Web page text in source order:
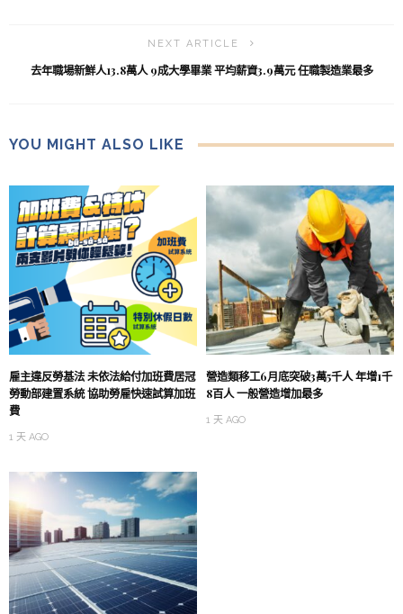
NEXT ARTICLE
去年職場新鮮人13.8萬人 9成大學畢業 平均薪資3.9萬元 任職製造業最多
YOU MIGHT ALSO LIKE
雇主違反勞基法 未依法給付加班費居冠
勞動部建置系統 協助勞雇快速試算加班
費
1 天 AGO
營造類移工6月底突破3萬5千人 年增1千
8百人 一般營造增加最多
1 天 AGO